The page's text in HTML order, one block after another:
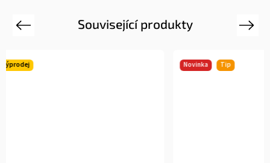
Související produkty
Previous
Novinka Akce
Next